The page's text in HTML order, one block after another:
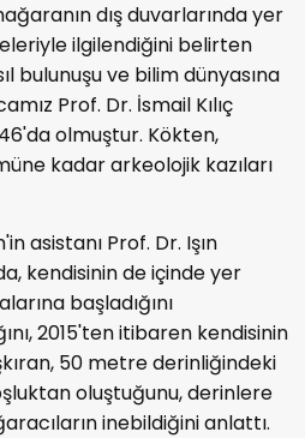
dış duvarlarında yer
ilgilendiğini belirten
bulunuşu ve bilim dünyasına
Prof. Dr. İsmail Kılıç
olmuştur. Kökten,
kadar arkeolojik kazıları
asistanı Prof. Dr. Işın
kendisinin de içinde yer
başladığını
2015'ten itibaren kendisinin
50 metre derinliğindeki
oluştuğunu, derinlere
inebildiğini anlattı.